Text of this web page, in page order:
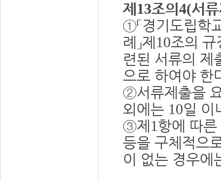
제 13조의 4(서
①「경기도립학
례 」제 10조의 규
련된 서류의 제
으로 하여야 한
②서류제출을
외에는 10일 이
③제 1항에 따
등을 구체적으
이 없는 경우에